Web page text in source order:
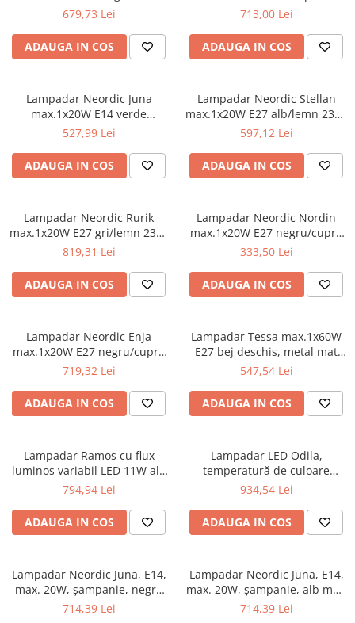
Iluminat pe cabluri
Accesorii
Seturi si spoturi pe cablu
Iluminat pe sină
Abajururi
Alimentare
Conectori
Sine si sisteme sină
Sină trifazică
Iluminat pentru bucatarie
Bandă LED
Panouri LED
Iluminat portabil
Iluminat tablouri
Iluminat fonoabsorbant
Familia June
Familia Lirena
Familia ULine
Iluminat pentru plante
Lampadare
Sistem Plug&Shine
Accesorii
Benzi luminoase
Corpuri de iluminat de pardoseală
Minispoturi
Obiecte luminoase decorative
Penduluri
Spoturi de grădină
Spoturi subacvatice
Solare
Aplice
Veioze
mat 230V metal
679,73 Lei
ADAUGA IN COS
230V metal
713,00 Lei
ADAUGA IN COS
Lampadar Neordic Juna
max.1x20W E14 verde
deschis/cupru/lemn 230V
527,99 Lei
ADAUGA IN COS
Lampadar Neordic Stellan
max.1x20W E27 alb/lemn 230V
textil/metal/lemn
597,12 Lei
ADAUGA IN COS
Lampadar Neordic Rurik
max.1x20W E27 gri/lemn 230V
textil/metal/lemn
819,31 Lei
ADAUGA IN COS
Lampadar Neordic Nordin
max.1x20W E27 negru/cupru
mat 230V marmură/metal
333,50 Lei
ADAUGA IN COS
Lampadar Neordic Enja
max.1x20W E27 negru/cupru
230V stofă/marmură/metal
719,32 Lei
ADAUGA IN COS
Lampadar Tessa max.1x60W
E27 bej deschis, metal mat
230V metal/textil
547,54 Lei
ADAUGA IN COS
Lampadar Ramos cu flux
luminos variabil LED 11W alb
mat crom 230V plastic/metal
794,94 Lei
ADAUGA IN COS
Lampadar LED Odila,
temperatură de culoare
variabilă, 2x1200lm, 2x10.4W,
934,54 Lei
ADAUGA IN COS
Lampadar Neordic Juna, E14,
max. 20W, șampanie, negru
mat-metal
714,39 Lei
Lampadar Neordic Juna, E14,
max. 20W, șampanie, alb mat,
metal
714,39 Lei